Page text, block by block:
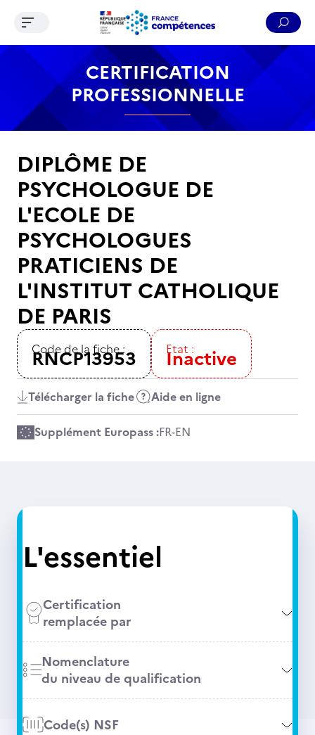
Contenu Recherche Menu Pied de page
Ouvrir le menu de navigation
CERTIFICATION
PROFESSIONNELLE
DIPLÔME DE
PSYCHOLOGUE DE
L'ECOLE DE
PSYCHOLOGUES
PRATICIENS DE
L'INSTITUT CATHOLIQUE
DE PARIS
Code de la fiche :
RNCP13953 Etat :
Inactive
Télécharger la fiche Aide en ligne
Supplément Europass :FR-EN
L'essentiel
Certification
remplacée par
Nomenclature
du niveau de qualification
Code(s) NSF